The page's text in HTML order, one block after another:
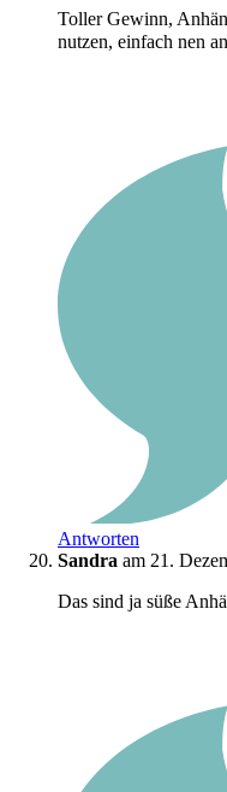
Toller Gewinn,
nutzen, einfach nen
Antworten
Sandra am 21.
Das sind ja süße